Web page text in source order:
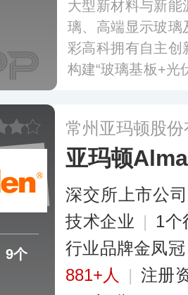
大型新材料与新
璃、高端显示玻璃
彩高科拥有自主
构建“玻璃基板+光
多
9个
常州亚玛顿股
亚玛顿
深交所上市公司
技术企业 | 1个
行业品牌金凤冠
881+人
| 注册